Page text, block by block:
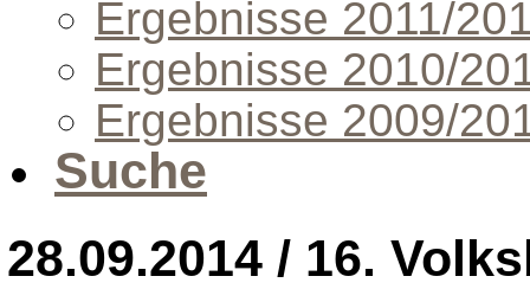
Ergebnisse 2011/
Ergebnisse 2010/
Ergebnisse 2009/
Suche
28.09.2014 / 16.